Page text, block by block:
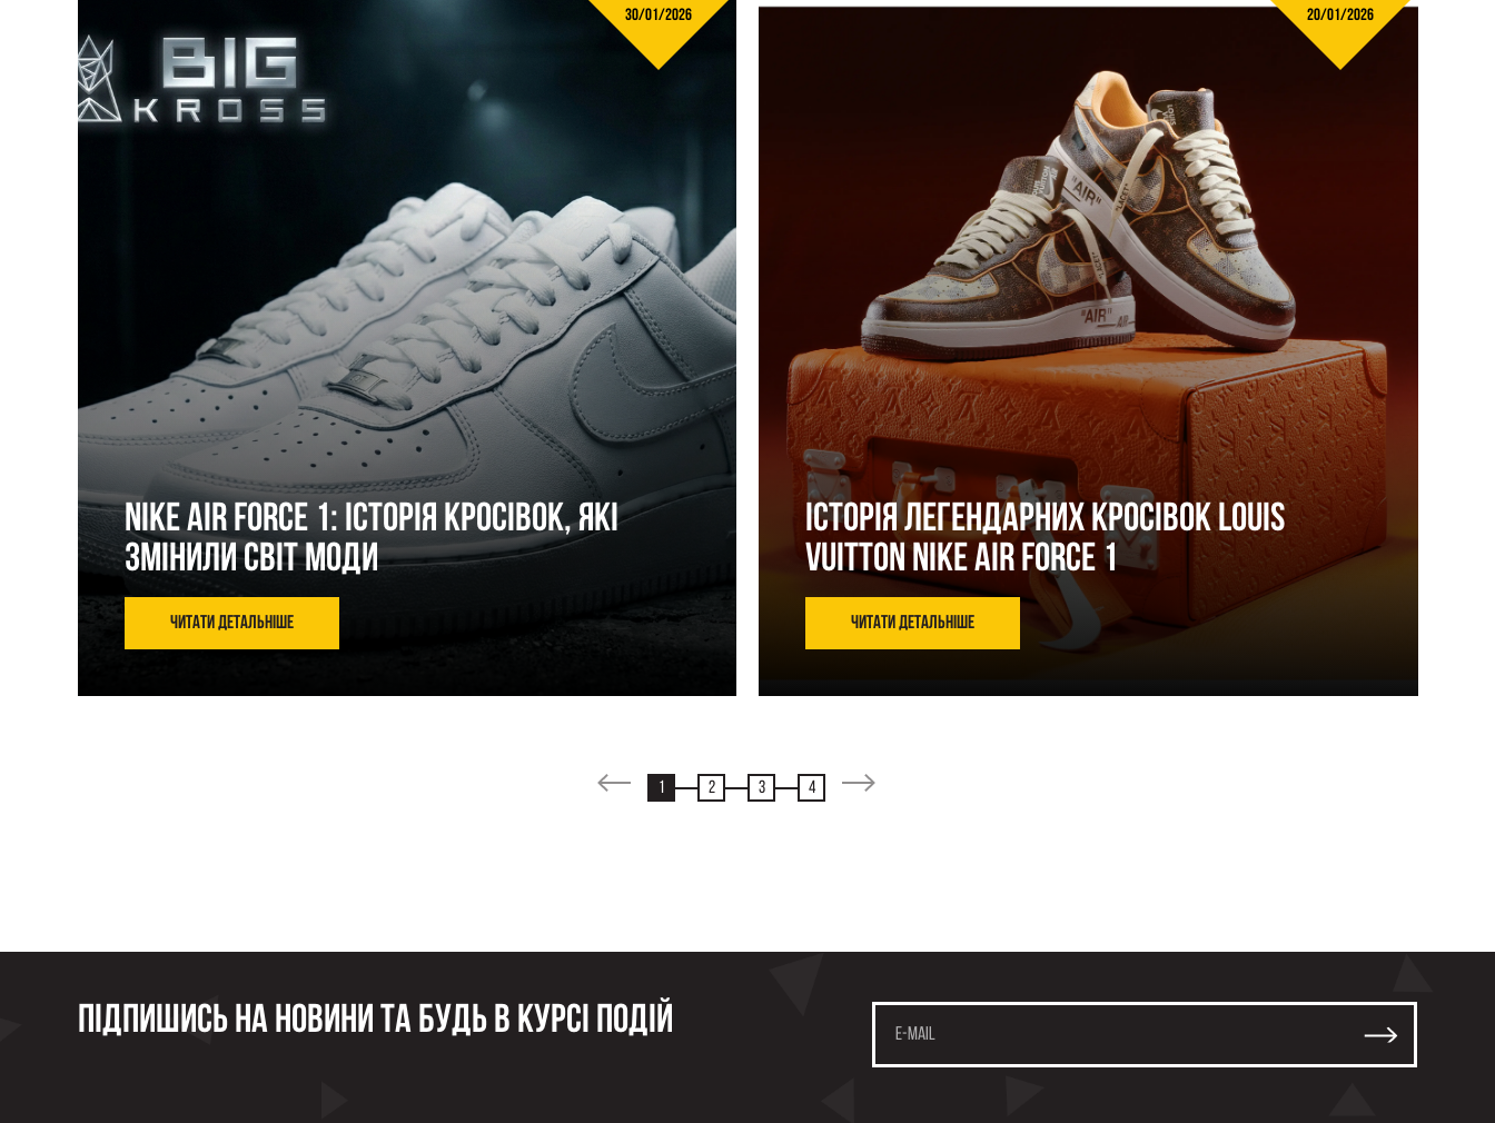
30/01/2026
Nike Air Force 1: Історія кросівок, які
змінили світ моди
Читати детальніше
20/01/2026
Історія легендарних кросівок Louis
Vuitton Nike Air Force 1
Читати детальніше
1 2 3 4
Підпишись на новини та будь в курсі подій